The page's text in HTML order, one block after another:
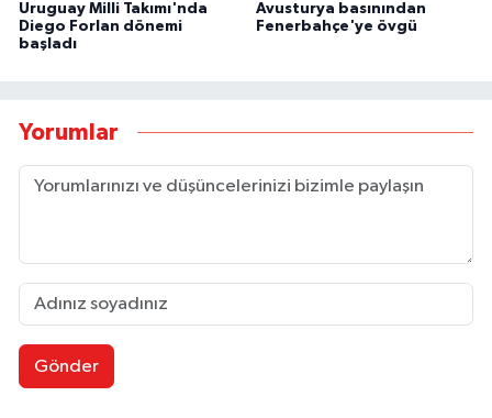
Uruguay Milli Takımı'nda
Diego Forlan dönemi
başladı
Avusturya basınından
Fenerbahçe'ye övgü
Yorumlar
Gönder